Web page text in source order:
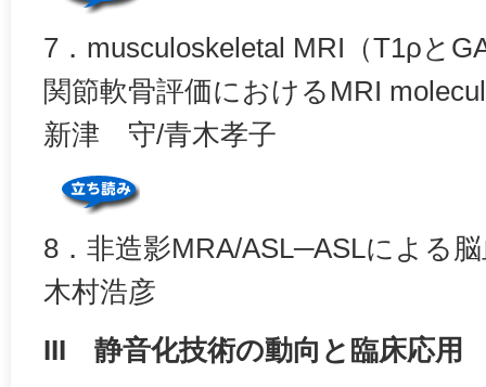
7．musculoskeletal MRI（T1ρと
関節軟骨評価におけるMRI
新津 守/青木孝子
8．非造影MRA/ASL─ASLによる
木村浩彦
III 静音化技術の動向と臨床応用